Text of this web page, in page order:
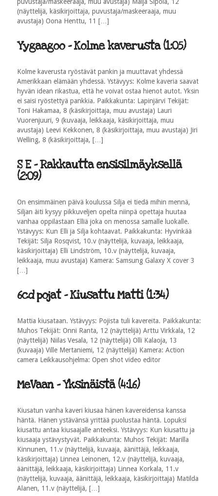
(näyttelijä, käsikirjoittaja, puvustaja/maskeeraaja, muu
avustaja) Oona Henttu, 11 […]
Yygaagoo - Kolme kaverusta (1:05)
Kolme kaverusta ryöstävät pankin ja muuttavat yhdessä
Amerikkaan elämään yhdessä. Ystävyys: Kolme kaveria saavat
hyvän idean rikastua, että he voivat ostaa hienot autot. Yksin
ei saisi ryöstettyä pankkia. Paikkakunta: Lapinjärvi Tekijät:
Toni Hakamaa, 8 (käsikirjoittaja, muu avustaja) Lauri
Vuorenjuuri, 9 (kuvaaja, leikkaaja, käsikirjoittaja, muu
avustaja) Leevi Kekkonen, 8 (käsikirjoittaja, muu avustaja) Jiri
Welling, 8 (käsikirjoittaja, […]
S E - Rakkautta ensisilmäyksellä
(2:09)
On ensimmäinen päivä koulussa Silja ei tiedä mihin mennä,
Siljan äiti kysyy pikkuveljen opelta niinpä opettaja huutaa
vanhaa oppilastaan Elliä joka on menossa samalle luokalle.
Ystävyys: Kun Elli ja Silja kohtaavat. Paikkakunta: Hyvinkää
Tekijät: Silja Rosqvist, 10.v (näyttelijä, kuvaaja, leikkaaja,
käsikirjoittaja) Elli Lindström, 10.v (näyttelijä, kuvaaja,
leikkaaja, muu avustaja) Kamera: Samsung Galaxy X cover 3
[…]
6cd pojat - Kiusattu Matti (1:34)
Mattia kiusataan. Ystävyys: Pojista tuli kavereita. Paikkakunta:
Muhos Tekijät: Onni Ranta, 12 (näyttelijä) Arttu Virkkala, 12
(näyttelijä) Niilas Vesala, 12 (näyttelijä) Olli Kalaoja, 13
(kuvaaja) Ville Mertaniemi, 12 (näyttelijä) Kamera: Action
camera Leikkausohjelma: Open shot video editor
MeVaan - Yksinäistä (4:16)
Kiusatun vanha kaveri kiusaa hänen kavereidensa kanssa
häntä. Hänen ystävänsä yrittää puolustaa häntä. Lopuksi
kiusattu antaa kiusaajalle anteeksi. Ystävyys: Kun kiusattu ja
kiusaaja ystävystyvät. Paikkakunta: Muhos Tekijät: Marilla
Kinnunen, 11.v (näyttelijä, kuvaaja, äänittäjä, leikkaaja,
käsikirjoittaja) Linnea Leinonen, 12.v (näyttelijä, kuvaaja,
äänittäjä, leikkaaja, käsikirjoittaja) Linnea Korkala, 11.v
(näyttelijä, kuvaaja, äänittäjä, leikkaaja, käsikirjoittaja) Matilda
Alanen, 11.v (näyttelijä, […]